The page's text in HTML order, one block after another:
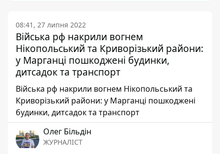
08:41, 27 липня 2022
Війська рф накрили вогнем
Нікопольський та Криворізький райони:
у Марганці пошкоджені будинки,
дитсадок та транспорт
Війська рф накрили вогнем Нікопольський та
Криворізький райони: у Марганці пошкоджені
будинки, дитсадок та транспорт
Олег Більдін
ЖУРНАЛІСТ